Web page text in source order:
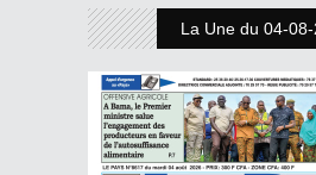
La Une du 04-